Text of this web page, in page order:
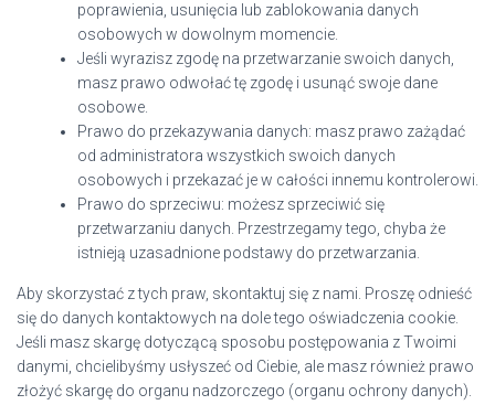
poprawienia, usunięcia lub zablokowania danych
osobowych w dowolnym momencie.
Jeśli wyrazisz zgodę na przetwarzanie swoich danych,
masz prawo odwołać tę zgodę i usunąć swoje dane
osobowe.
Prawo do przekazywania danych: masz prawo zażądać
od administratora wszystkich swoich danych
osobowych i przekazać je w całości innemu kontrolerowi.
Prawo do sprzeciwu: możesz sprzeciwić się
przetwarzaniu danych. Przestrzegamy tego, chyba że
istnieją uzasadnione podstawy do przetwarzania.
Aby skorzystać z tych praw, skontaktuj się z nami. Proszę odnieść
się do danych kontaktowych na dole tego oświadczenia cookie.
Jeśli masz skargę dotyczącą sposobu postępowania z Twoimi
danymi, chcielibyśmy usłyszeć od Ciebie, ale masz również prawo
złożyć skargę do organu nadzorczego (organu ochrony danych).